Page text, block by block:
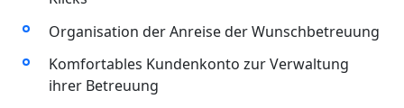
Organisation der Anreise der Wunschbetreuung
Komfortables Kundenkonto zur Verwaltung
ihrer Betreuung